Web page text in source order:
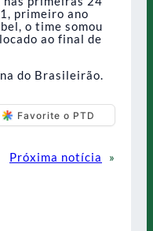
primeiro ano
o time somou
ao final de
do Brasileirão.
Favorite o PTD
Próxima notícia
»